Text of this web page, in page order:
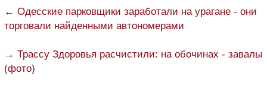
← Одесские парковщики заработали на урагане - они
торговали найденными автономерами
→ Трассу Здоровья расчистили: на обочинах - завалы
(фото)